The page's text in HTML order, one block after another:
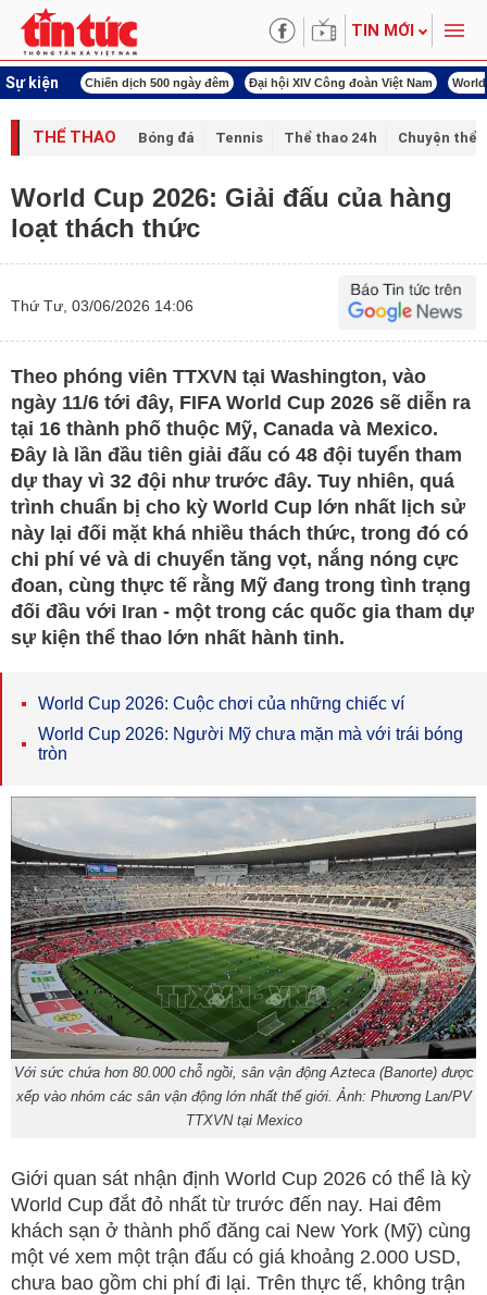
TIN MỚI
Sự kiện
mạng Chiến dịch 500 ngày đêm Đại hội XIV Công đoàn Việt Nam
THỂ THAO Bóng đá Tennis Thể thao 24h Chuyện thể
World Cup 2026: Giải đấu của hàng
loạt thách thức
Thứ Tư, 03/06/2026 14:06
Theo phóng viên TTXVN tại Washington, vào
ngày 11/6 tới đây, FIFA World Cup 2026 sẽ diễn ra
tại 16 thành phố thuộc Mỹ, Canada và Mexico.
Đây là lần đầu tiên giải đấu có 48 đội tuyển tham
dự thay vì 32 đội như trước đây. Tuy nhiên, quá
trình chuẩn bị cho kỳ World Cup lớn nhất lịch sử
này lại đối mặt khá nhiều thách thức, trong đó có
chi phí vé và di chuyển tăng vọt, nắng nóng cực
đoan, cùng thực tế rằng Mỹ đang trong tình trạng
đối đầu với Iran - một trong các quốc gia tham dự
sự kiện thể thao lớn nhất hành tinh.
World Cup 2026: Cuộc chơi của những chiếc ví
World Cup 2026: Người Mỹ chưa mặn mà với trái bóng
tròn
Với sức chứa hơn 80.000 chỗ ngồi, sân vận động Azteca (Banorte) được
xếp vào nhóm các sân vận động lớn nhất thế giới. Ảnh: Phương Lan/PV
TTXVN tại Mexico
Giới quan sát nhận định World Cup 2026 có thể là kỳ
World Cup đắt đỏ nhất từ trước đến nay. Hai đêm
khách sạn ở thành phố đăng cai New York (Mỹ) cùng
một vé xem một trận đấu có giá khoảng 2.000 USD,
chưa bao gồm chi phí đi lại. Trên thực tế, không trận